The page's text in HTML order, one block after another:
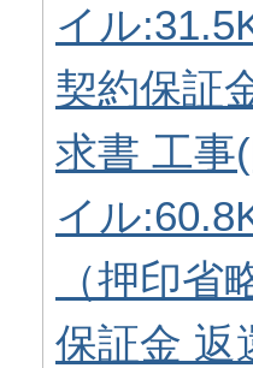
イル
契約保証
求書 工事
イル
（押印省
保証金 返